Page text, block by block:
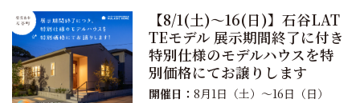
【8/1(土)〜16(日)】石谷LAT
TEモデル 展示期間終了に付き
特別仕様のモデルハウスを特
別価格にてお譲りします
開催日： 8月1日（土）〜16日（日）